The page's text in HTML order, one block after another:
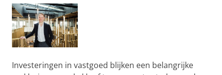
Investeringen in vastgoed blijken een belangrijke